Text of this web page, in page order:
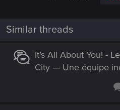
Similar threads
It’s All About You! -
City — Une équipe